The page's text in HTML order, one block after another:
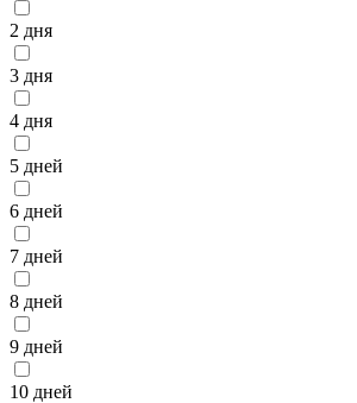
2 дня
3 дня
4 дня
5 дней
6 дней
7 дней
8 дней
9 дней
10 дней